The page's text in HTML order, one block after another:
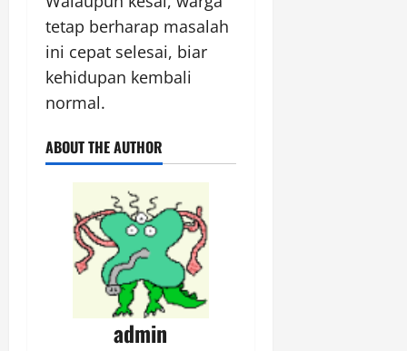
tetap berharap masalah
ini cepat selesai, biar
kehidupan kembali
normal.
ABOUT THE AUTHOR
admin